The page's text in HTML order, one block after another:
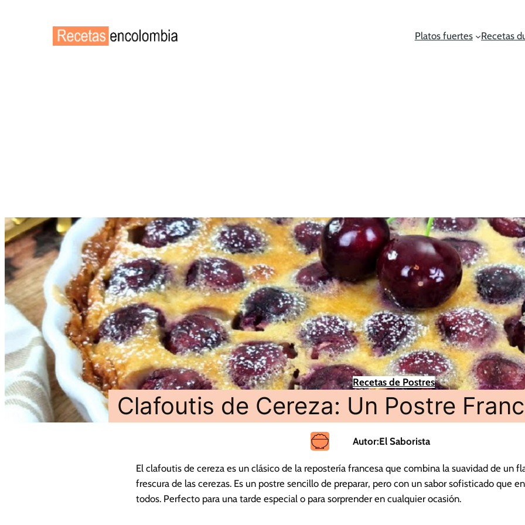
Platos fuertes Recetas
Recetas de Postres
Clafoutis de Cereza: Un Postre
Autor:El Saborista
El clafoutis de cereza es un clásico de la repostería francesa que combina la suavidad de un
frescura de las cerezas. Es un postre sencillo de preparar, pero con un sabor sofisticado que
todos. Perfecto para una tarde especial o para sorprender en cualquier ocasión.